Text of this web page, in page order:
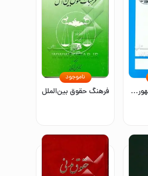
قانون اساسی جمهوری اسلامی ایران: با آخرین اصلاحات و الحاقات فرهنگ حقوق بین‌الملل
ناموجود